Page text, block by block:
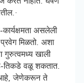
असलेली
मिळतो. अशा
गुरुत्वमध्य खाली
तिकडे वळू शकतात.
आहे, जेणेकरून ते